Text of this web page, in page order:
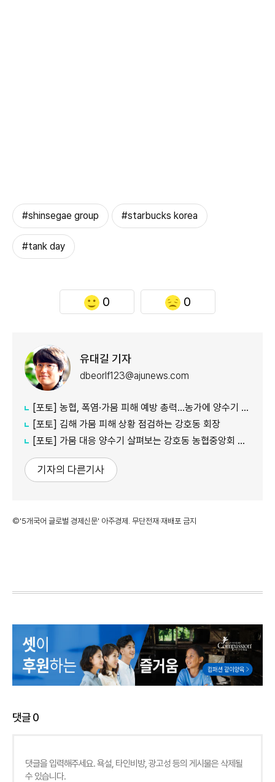
#shinsegae group #starbucks korea
#tank day
0 0
유대길 기자
dbeorlf123@ajunews.com
[포토] 농협, 폭염·가뭄 피해 예방 총력…농가에 양수기 지원
[포토] 김해 가뭄 피해 상황 점검하는 강호동 회장
[포토] 가뭄 대응 양수기 살펴보는 강호동 농협중앙회 회장
기자의 다른기사
©'5개국어 글로벌 경제신문' 아주경제. 무단전재·재배포 금지
댓글0